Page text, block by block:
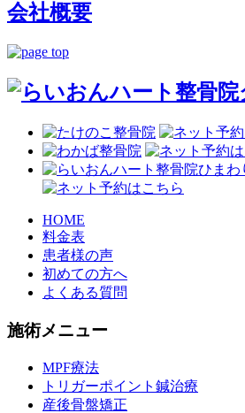
会社概要
HOME
料金表
患者様の声
初めての方へ
よくある質問
施術メニュー
MPF療法
トリガーポイント鍼治療
産後骨盤矯正